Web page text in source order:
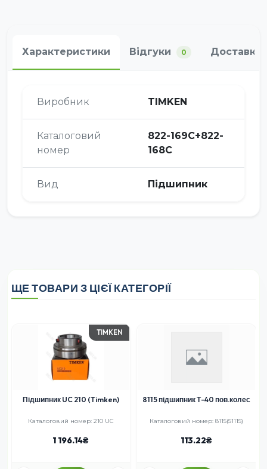
Характеристики Відгуки 0 Доставка
Виробник TIMKEN
Каталоговий
номер
822-169C+822-
168C
Вид Підшипник
ЩЕ ТОВАРИ З ЦІЄЇ КАТЕГОРІЇ
TIMKEN
Підшипник UC 210 (Timken)
Каталоговий номер: 210 UC
1 196.14
8115 підшипник Т-40 пов.колес
Каталоговий номер: 8115(51115)
113.22